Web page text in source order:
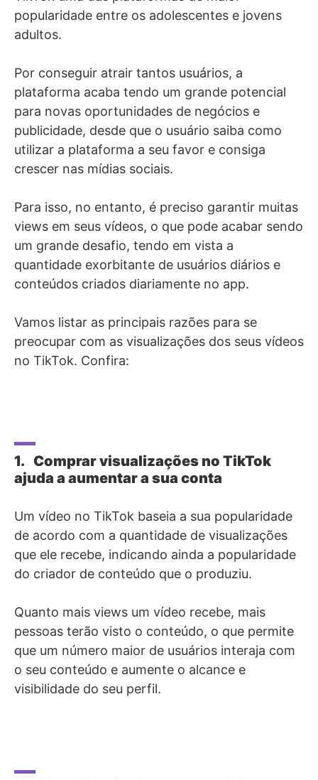
popularidade entre os adolescentes e jovens
adultos.
Por conseguir atrair tantos usuários, a
plataforma acaba tendo um grande potencial
para novas oportunidades de negócios e
publicidade, desde que o usuário saiba como
utilizar a plataforma a seu favor e consiga
crescer nas mídias sociais.
Para isso, no entanto, é preciso garantir muitas
views em seus vídeos, o que pode acabar sendo
um grande desafio, tendo em vista a
quantidade exorbitante de usuários diários e
conteúdos criados diariamente no app.
Vamos listar as principais razões para se
preocupar com as visualizações dos seus vídeos
no TikTok. Confira:
1. Comprar visualizações no TikTok
ajuda a aumentar a sua conta
Um vídeo no TikTok baseia a sua popularidade
de acordo com a quantidade de visualizações
que ele recebe, indicando ainda a popularidade
do criador de conteúdo que o produziu.
Quanto mais views um vídeo recebe, mais
pessoas terão visto o conteúdo, o que permite
que um número maior de usuários interaja com
o seu conteúdo e aumente o alcance e
visibilidade do seu perfil.